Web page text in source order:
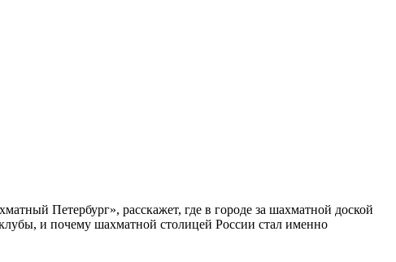
Петербург», расскажет, где в городе за шахматной доской
и почему шахматной столицей России стал именно